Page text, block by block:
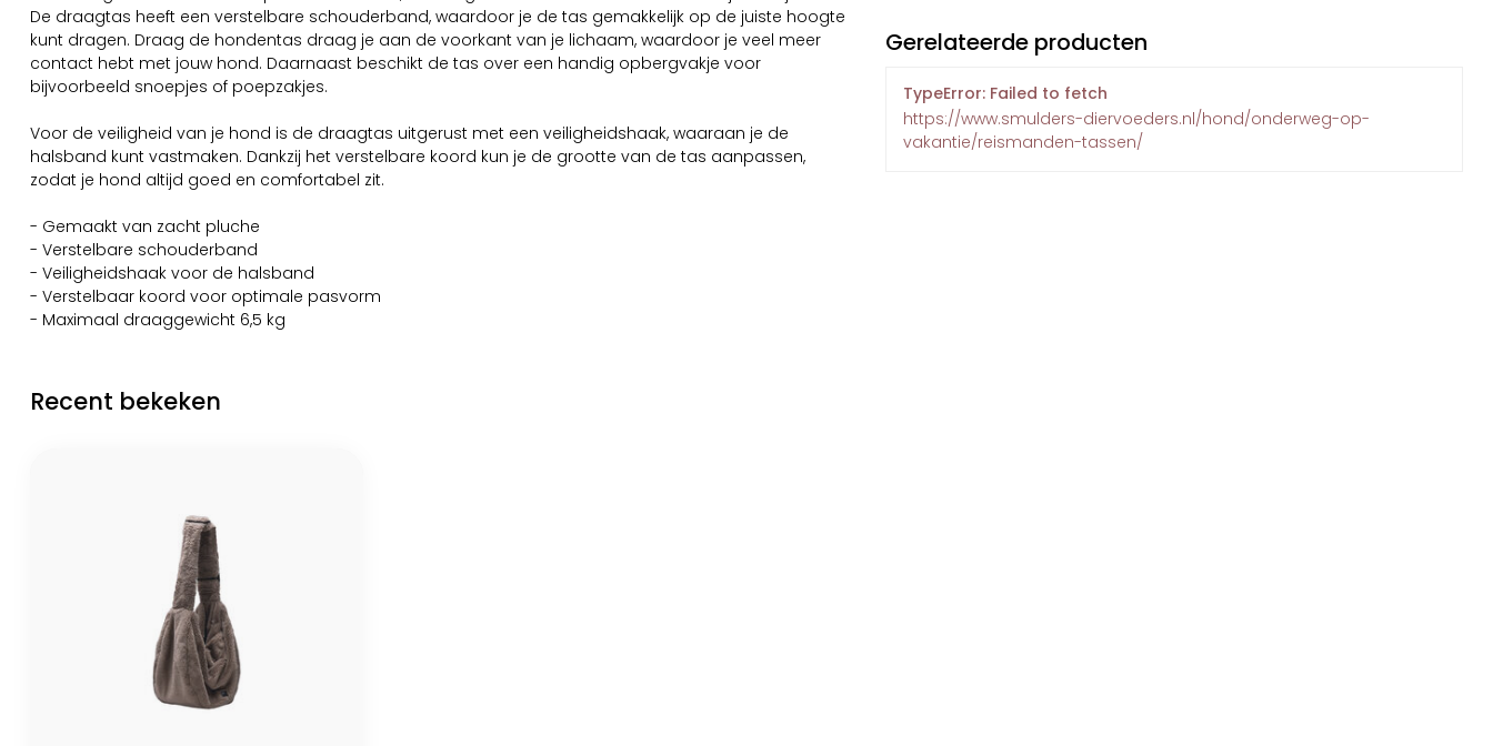
De draagtas heeft een verstelbare schouderband, waardoor je de tas gemakkelijk op de juiste hoogte
kunt dragen. Draag de hondentas draag je aan de voorkant van je lichaam, waardoor je veel meer
contact hebt met jouw hond. Daarnaast beschikt de tas over een handig opbergvakje voor
bijvoorbeeld snoepjes of poepzakjes.
Voor de veiligheid van je hond is de draagtas uitgerust met een veiligheidshaak, waaraan je de
halsband kunt vastmaken. Dankzij het verstelbare koord kun je de grootte van de tas aanpassen,
zodat je hond altijd goed en comfortabel zit.
- Gemaakt van zacht pluche
- Verstelbare schouderband
- Veiligheidshaak voor de halsband
- Verstelbaar koord voor optimale pasvorm
- Maximaal draaggewicht 6,5 kg
Gerelateerde producten
TypeError: Failed to fetch
https://www.smulders-diervoeders.nl/hond/onderweg-op-
vakantie/reismanden-tassen/
Recent bekeken